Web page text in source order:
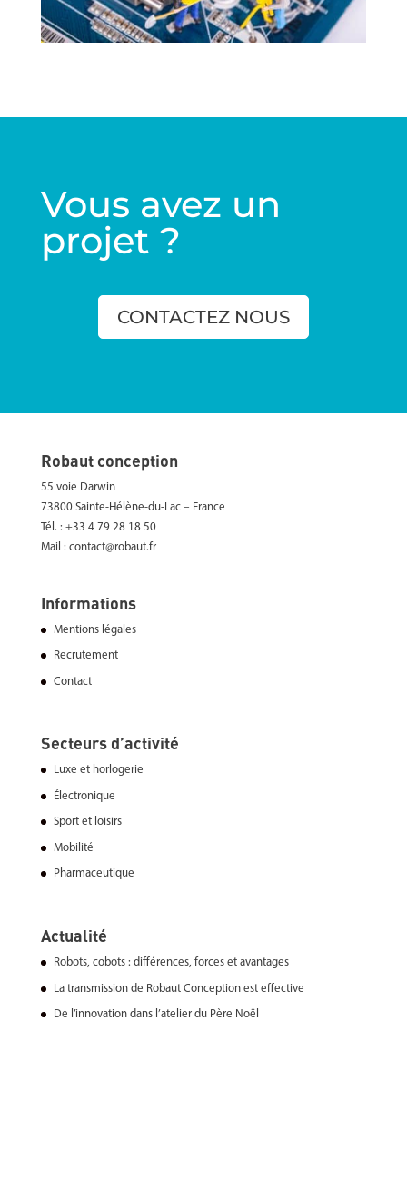
Vous avez un
projet ?
CONTACTEZ NOUS
Robaut conception
55 voie Darwin
73800 Sainte-Hélène-du-Lac – France
Tél. : +33 4 79 28 18 50
Mail : contact@robaut.fr
Informations
Mentions légales
Recrutement
Contact
Secteurs d’activité
Luxe et horlogerie
Électronique
Sport et loisirs
Mobilité
Pharmaceutique
Actualité
Robots, cobots : différences, forces et avantages
La transmission de Robaut Conception est effective
De l’innovation dans l’atelier du Père Noël